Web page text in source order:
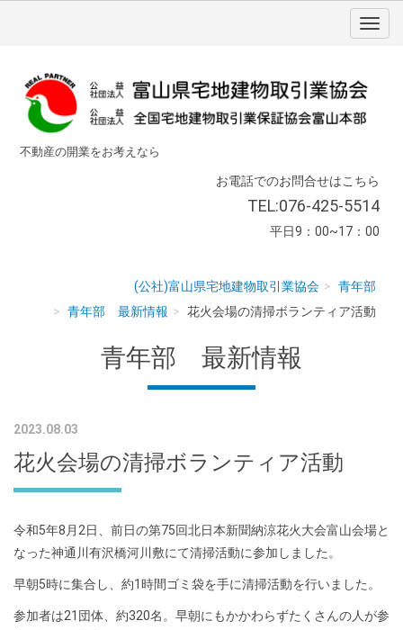
不動産の開業をお考えなら
お電話でのお問合せはこちら
TEL:076-425-5514
平日9：00~17：00
(公社)富山県宅地建物取引業協会
青年部
青年部 最新情報
花火会場の清掃ボランティア活動
青年部 最新情報
2023.08.03
花火会場の清掃ボランティア活動
令和5年8月2日、前日の第75回北日本新聞納涼花火大会富山会場と
なった神通川有沢橋河川敷にて清掃活動に参加しました。
早朝5時に集合し、約1時間ゴミ袋を手に清掃活動を行いました。
参加者は21団体、約320名。早朝にもかかわらずたくさんの人が参